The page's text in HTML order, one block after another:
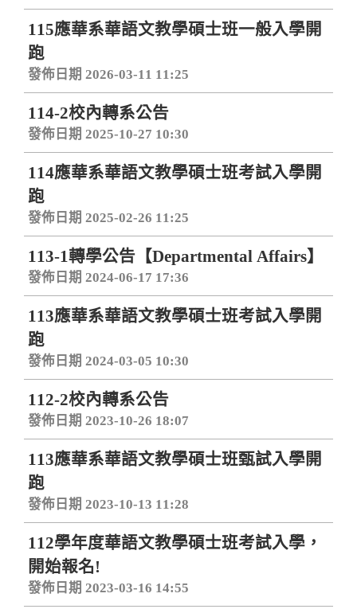
115應華系華語文教學碩士班一般入學開
跑
發佈日期 2026-03-11 11:25
114-2校內轉系公告
發佈日期 2025-10-27 10:30
114應華系華語文教學碩士班考試入學開
跑
發佈日期 2025-02-26 11:25
113-1轉學公告【Departmental Affairs】
發佈日期 2024-06-17 17:36
113應華系華語文教學碩士班考試入學開
跑
發佈日期 2024-03-05 10:30
112-2校內轉系公告
發佈日期 2023-10-26 18:07
113應華系華語文教學碩士班甄試入學開
跑
發佈日期 2023-10-13 11:28
112學年度華語文教學碩士班考試入學，
開始報名!
發佈日期 2023-03-16 14:55